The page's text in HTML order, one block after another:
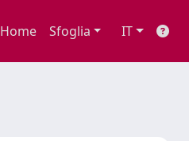
Home Sfoglia IT